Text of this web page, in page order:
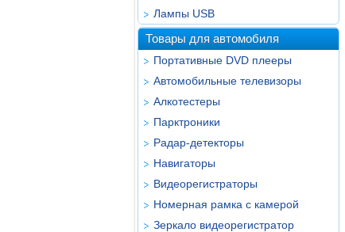
Лампы USB
Товары для автомобиля
Портативные DVD плееры
Автомобильные телевизоры
Алкотестеры
Парктроники
Радар-детекторы
Навигаторы
Видеорегистраторы
Номерная рамка с камерой
Зеркало видеорегистратор